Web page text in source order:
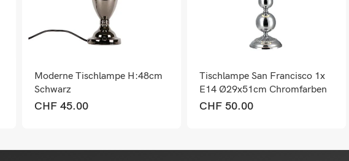
Moderne Tischlampe H:48cm
Schwarz
CHF 45.00
Tischlampe San Francisco 1x
E14 Ø29x51cm Chromfarben
Schwarz
CHF 50.00